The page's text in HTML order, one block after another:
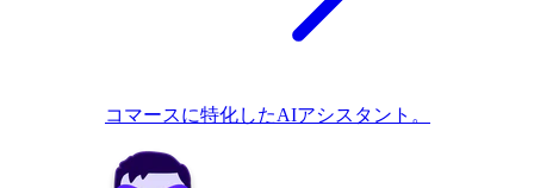
コマースに特化したAIアシスタント。